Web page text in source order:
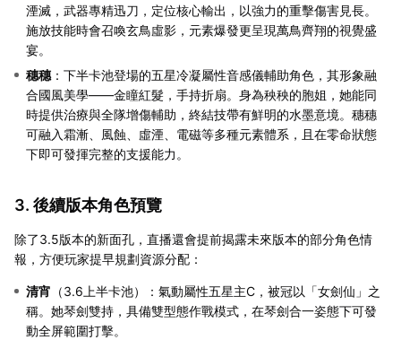
湮滅，武器專精迅刀，定位核心輸出，以強力的重擊傷害見長。
施放技能時會召喚玄鳥虛影，元素爆發更呈現萬鳥齊翔的視覺盛
宴。
穗穗：下半卡池登場的五星冷凝屬性音感儀輔助角色，其形象融
合國風美學——金瞳紅髮，手持折扇。身為秧秧的胞姐，她能同
時提供治療與全隊增傷輔助，終結技帶有鮮明的水墨意境。穗穗
可融入霜漸、風蝕、虛湮、電磁等多種元素體系，且在零命狀態
下即可發揮完整的支援能力。
3. 後續版本角色預覽
除了3.5版本的新面孔，直播還會提前揭露未來版本的部分角色情
報，方便玩家提早規劃資源分配：
清宵 （3.6上半卡池）：氣動屬性五星主C，被冠以「女劍仙」之
稱。她琴劍雙持，具備雙型態作戰模式，在琴劍合一姿態下可發
動全屏範圍打擊。